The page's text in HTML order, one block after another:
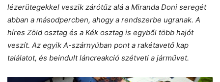
lézerütegekkel veszik zárótűz alá a Miranda Doni seregét
abban a másodpercben, ahogy a rendszerbe ugranak. A
híres Zöld osztag és a Kék osztag is egyből több hajót
veszít. Az egyik A-szárnyúban pont a rakétavető kap
találatot, és beindult láncreakció szétveti a járművet.